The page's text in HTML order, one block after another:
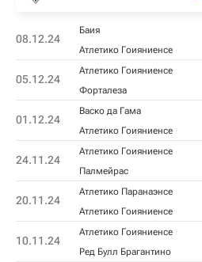
08.12.24
Баия
Атлетико Гоияниенсе
05.12.24
Атлетико Гоияниенсе
Форталеза
01.12.24
Васко да Гама
Атлетико Гоияниенсе
24.11.24
Атлетико Гоияниенсе
Палмейрас
20.11.24
Атлетико Паранаэнсе
Атлетико Гоияниенсе
10.11.24
Атлетико Гоияниенсе
Ред Булл Брагантино